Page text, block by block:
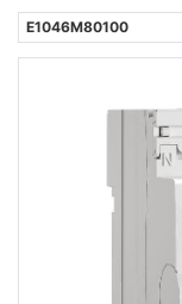
E1046M80100